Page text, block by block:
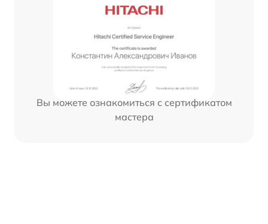
Вы можете ознакомиться с сертификатом
мастера